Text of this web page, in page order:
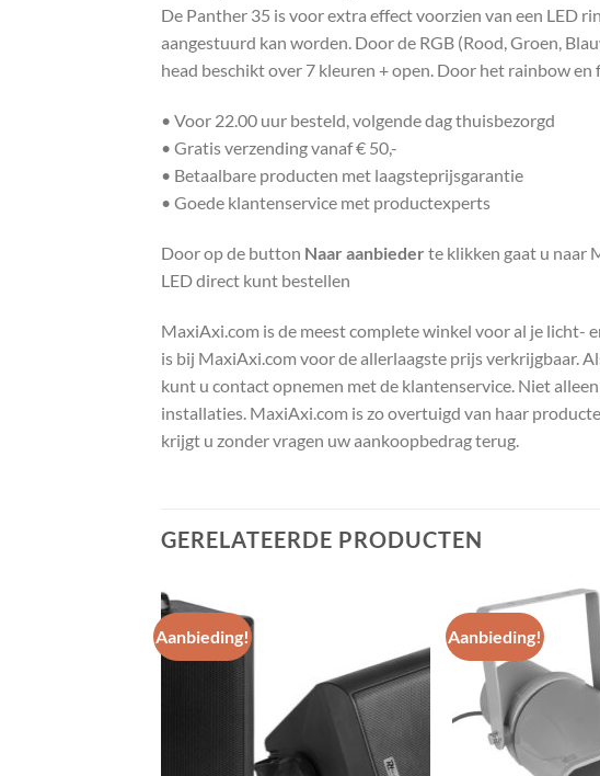
De Panther 35 is voor extra effect voorzien van een LED
aangestuurd kan worden. Door de RGB (Rood, Groen,
head beschikt over 7 kleuren + open. Door het rainbow
• Voor 22.00 uur besteld, volgende dag thuisbezorgd
• Gratis verzending vanaf € 50,-
• Betaalbare producten met laagsteprijsgarantie
• Goede klantenservice met productexperts
Door op de button Naar aanbieder te klikken gaat u naar
LED direct kunt bestellen
MaxiAxi.com is de meest complete winkel voor al je licht-
is bij MaxiAxi.com voor de allerlaagste prijs verkrijgbaar.
kunt u contact opnemen met de klantenservice. Niet
installaties. MaxiAxi.com is zo overtuigd van haar
krijgt u zonder vragen uw aankoopbedrag terug.
GERELATEERDE PRODUCTEN
Aanbieding!
Toevoegen
aan
wenslijst
Aanbieding!